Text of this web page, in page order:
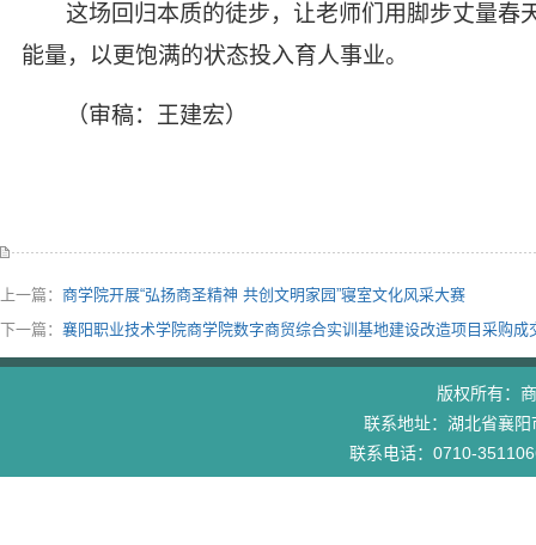
这场回归本质的徒步，让老师们用脚步丈量春
能量，以更饱满的状态投入育人事业。
（审稿：王建宏）
上一篇： 商学院开展“弘扬商圣精神 共创文明家园”寝室文化风采大赛
下一篇： 襄阳职业技术学院商学院数字商贸综合实训基地建设改造项目采购成
版权所有：
联系地址：湖北省襄
联系电话：0710-